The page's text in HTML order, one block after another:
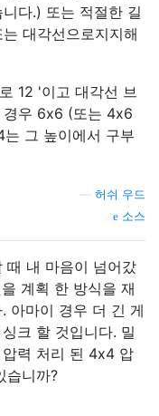
다.) 또는 적절한 길
대각선으로지지해
12 '이고 대각선 브
경우 6x6 (또는 4x6
그 높이에서 구부
허쉬 우드
소스
때 내 마음이 넘어갔
계획 한 방식을 재
아마이 경우 더 긴 게
크 할 것입니다. 밀
력 처리 된 4x4 압
습니까?